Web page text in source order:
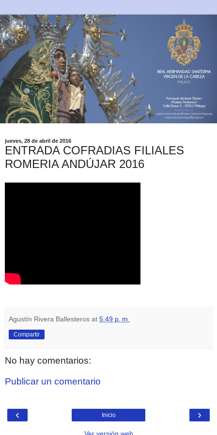
jueves, 28 de abril de 2016
ENTRADA COFRADIAS FILIALES
ROMERIA ANDÚJAR 2016
Agustín Rivera Ballesteros at 5:49 p. m.
Compartir
No hay comentarios:
Publicar un comentario
‹ ›
Inicio
Ver versión web